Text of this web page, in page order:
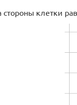
стороны клетки